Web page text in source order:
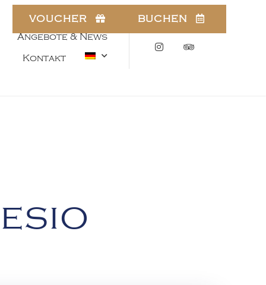
Angebote & News
Kontakt
Instagram
VOUCHER BUCHEN